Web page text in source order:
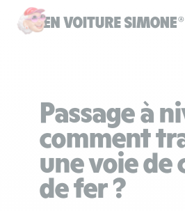
Permis de conduire
Allô Simone
Passage à
comment
une voie de
de fer ?